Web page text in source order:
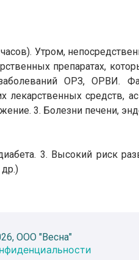
Утром,
препаратах,
ОРЗ, ОРВИ.
средств,
3. Болезни печени,
3. Высокий риск
ООО "Весна"